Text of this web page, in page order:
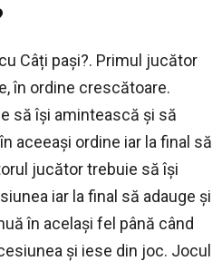
Câți pași?. Primul jucător
în ordine crescătoare.
să își amintească și să
aceeași ordine iar la final să
jucător trebuie să își
iar la final să adauge și
în același fel până când
și iese din joc. Jocul